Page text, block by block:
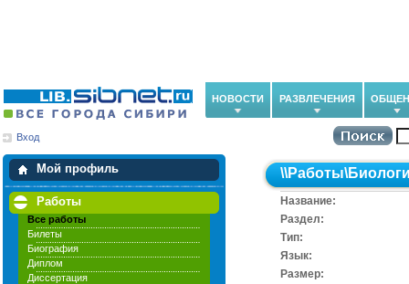
НОВОСТИ РАЗВЛЕЧЕНИЯ
Вход
Мой профиль
Мои закладки
Работы
Все работы
Билеты
Биография
Диплом
Диссертация
\\Работы\
Название:
Раздел:
Тип:
Язык:
Размер: